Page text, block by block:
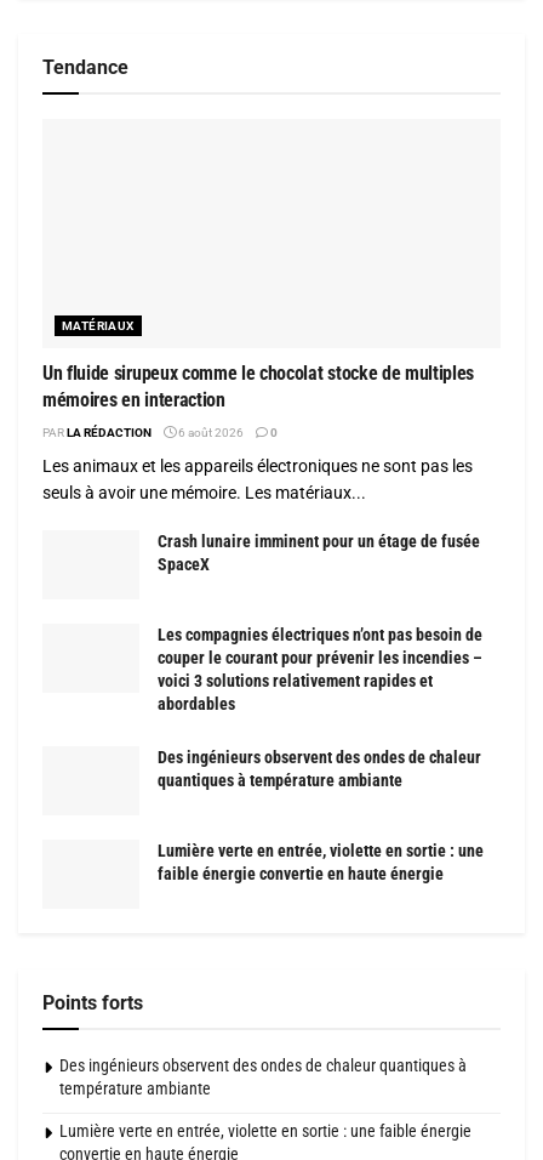
Tendance
MATÉRIAUX
Un fluide sirupeux comme le chocolat stocke de multiples
mémoires en interaction
PARLA RÉDACTION 6 août 2026 0
Les animaux et les appareils électroniques ne sont pas les
seuls à avoir une mémoire. Les matériaux...
Crash lunaire imminent pour un étage de fusée
SpaceX
Les compagnies électriques n’ont pas besoin de
couper le courant pour prévenir les incendies –
voici 3 solutions relativement rapides et
abordables
Des ingénieurs observent des ondes de chaleur
quantiques à température ambiante
Lumière verte en entrée, violette en sortie : une
faible énergie convertie en haute énergie
Points forts
Des ingénieurs observent des ondes de chaleur quantiques à
température ambiante
Lumière verte en entrée, violette en sortie : une faible énergie
convertie en haute énergie